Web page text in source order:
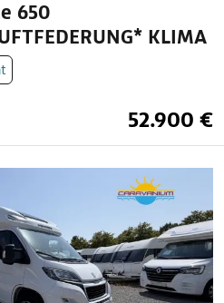
650
KLIMA
52.900 €